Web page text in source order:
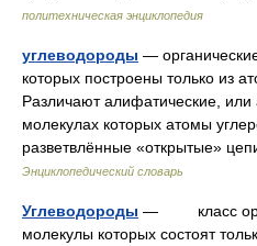
политехническая энциклопедия
углеводороды —
которых построены только из
Различают алифатические, или
молекулах которых атомы
разветвлённые «открытые»
Энциклопедический словарь
Углеводороды — класс
молекулы которых состоят